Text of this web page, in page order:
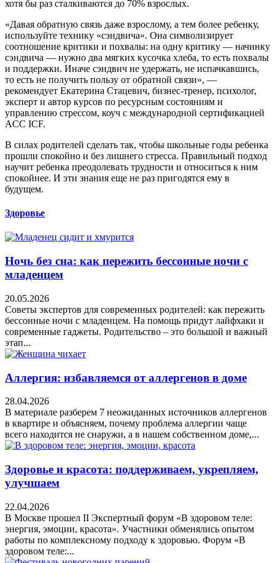
хотя бы раз сталкиваются до 70% взрослых.
«Давая обратную связь даже взрослому, а тем более ребенку,
используйте технику «сэндвича». Она символизирует
соотношение критики и похвалы: на одну критику — начинку
сэндвича — нужно два мягких кусочка хлеба, то есть похвалы
и поддержки. Иначе сэндвич не удержать, не испачкавшись,
то есть не получить пользу от обратной связи», —
рекомендует Екатерина Стацевич, бизнес-тренер, психолог,
эксперт и автор курсов по ресурсным состояниям и
управлению стрессом, коуч с международной сертификацией
ACC ICF.
В силах родителей сделать так, чтобы школьные годы ребенка
прошли спокойно и без лишнего стресса. Правильный подход
научит ребенка преодолевать трудности и относиться к ним
спокойнее. И эти знания еще не раз пригодятся ему в
будущем.
Здоровье
Ночь без сна: как пережить бессонные ночи с
младенцем
20.05.2026
Советы экспертов для современных родителей: как пережить
бессонные ночи с младенцем. На помощь придут лайфхаки и
современные гаджеты. Родительство – это большой и важный
этап...
Аллергия: избавляемся от аллергенов в доме
28.04.2026
В материале разберем 7 неожиданных источников аллергенов
в квартире и объясняем, почему проблема аллергии чаще
всего находится не снаружи, а в нашем собственном доме,...
Здоровье и красота: поддерживаем, укрепляем,
улучшаем
22.04.2026
В Москве прошел II Экспертный форум «В здоровом теле:
энергия, эмоции, красота». Участники обменялись опытом
работы по комплексному подходу к здоровью. Форум «В
здоровом теле:...